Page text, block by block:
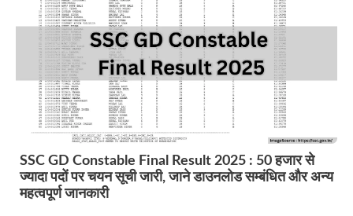
SSC GD Constable Final Result 2025 : 50 हजार से
ज्यादा पदों पर चयन सूची जारी, जाने डाउनलोड सम्बंधित और अन्य
महत्वपूर्ण जानकारी